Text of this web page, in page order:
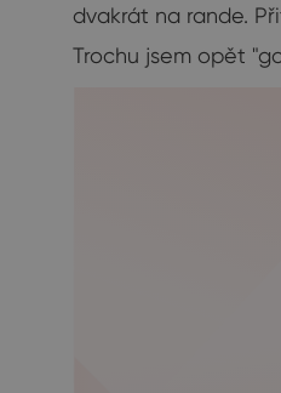
dvakrát na rande.
Trochu jsem opět